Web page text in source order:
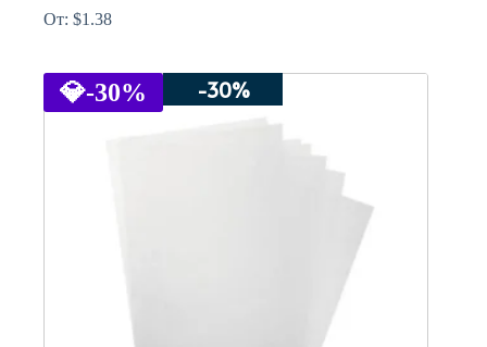
От: $1.38
has
multiple
💎-30% -30%